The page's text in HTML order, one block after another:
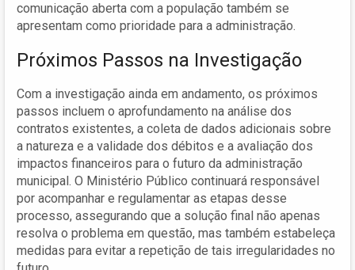
comunicação aberta com a população também se
apresentam como prioridade para a administração.
Próximos Passos na Investigação
Com a investigação ainda em andamento, os próximos
passos incluem o aprofundamento na análise dos
contratos existentes, a coleta de dados adicionais sobre
a natureza e a validade dos débitos e a avaliação dos
impactos financeiros para o futuro da administração
municipal. O Ministério Público continuará responsável
por acompanhar e regulamentar as etapas desse
processo, assegurando que a solução final não apenas
resolva o problema em questão, mas também estabeleça
medidas para evitar a repetição de tais irregularidades no